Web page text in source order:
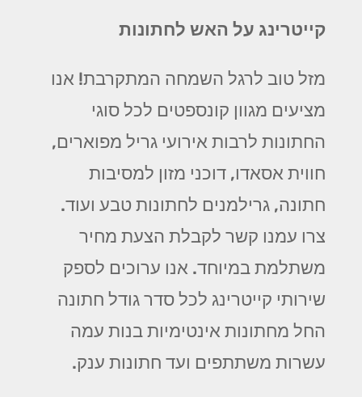
קייטרינג על האש לחתונות
מזל טוב לרגל השמחה המתקרבת! אנו
מציעים מגוון קונספטים לכל סוגי
החתונות לרבות אירועי גריל מפוארים,
חווית אסאדו, דוכני מזון למסיבות
חתונה, גרילמנים לחתונות טבע ועוד.
צרו עמנו קשר לקבלת הצעת מחיר
משתלמת במיוחד. אנו ערוכים לספק
שירותי קייטרינג לכל סדר גודל חתונה
החל מחתונות אינטימיות בנות עמה
עשרות משתתפים ועד חתונות ענק.